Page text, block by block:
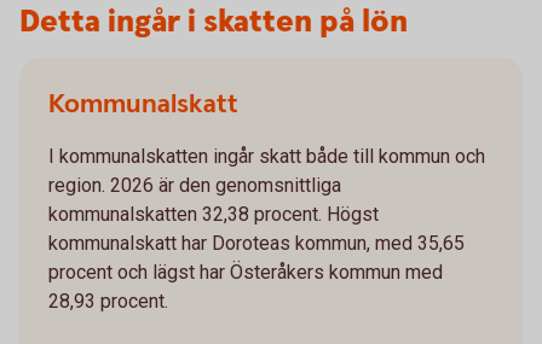
Detta ingår i skatten på lön
Kommunalskatt
I kommunalskatten ingår skatt både till kommun och
region. 2026 är den genomsnittliga
kommunalskatten 32,38 procent. Högst
kommunalskatt har Doroteas kommun, med 35,65
procent och lägst har Österåkers kommun med
28,93 procent.